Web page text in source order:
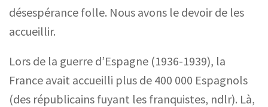
désespérance folle. Nous avons le devoir de les
accueillir.
Lors de la guerre d’Espagne (1936-1939), la
France avait accueilli plus de 400 000 Espagnols
(des républicains fuyant les franquistes, ndlr). Là,